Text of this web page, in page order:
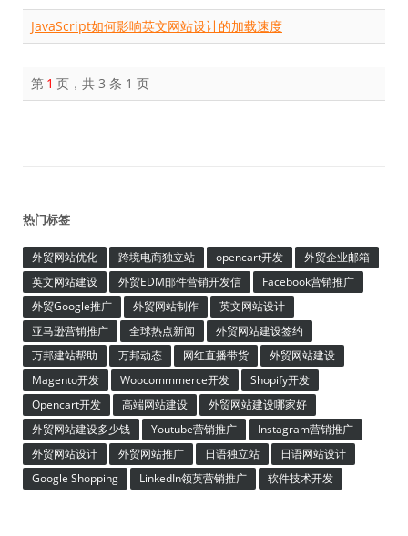
JavaScript如何影响英文网站设计的加载速度
第 1 页，共 3 条 1 页
热门标签
外贸网站优化 跨境电商独立站 opencart开发
外贸企业邮箱
英文网站建设
外贸EDM邮件营销开发信
Facebook营销推广
外贸Google推广
外贸网站制作
英文网站设计
亚马逊营销推广
全球热点新闻
外贸网站建设签约
万邦建站帮助
万邦动态 网红直播带货
外贸网站建设
Magento开发
Woocommmerce开发
Shopify开发
Opencart开发
高端网站建设
外贸网站建设哪家好
外贸网站建设多少钱
Youtube营销推广
Instagram营销推广
外贸网站设计
外贸网站推广 日语独立站
日语网站设计
Google Shopping
LinkedIn领英营销推广 软件技术开发